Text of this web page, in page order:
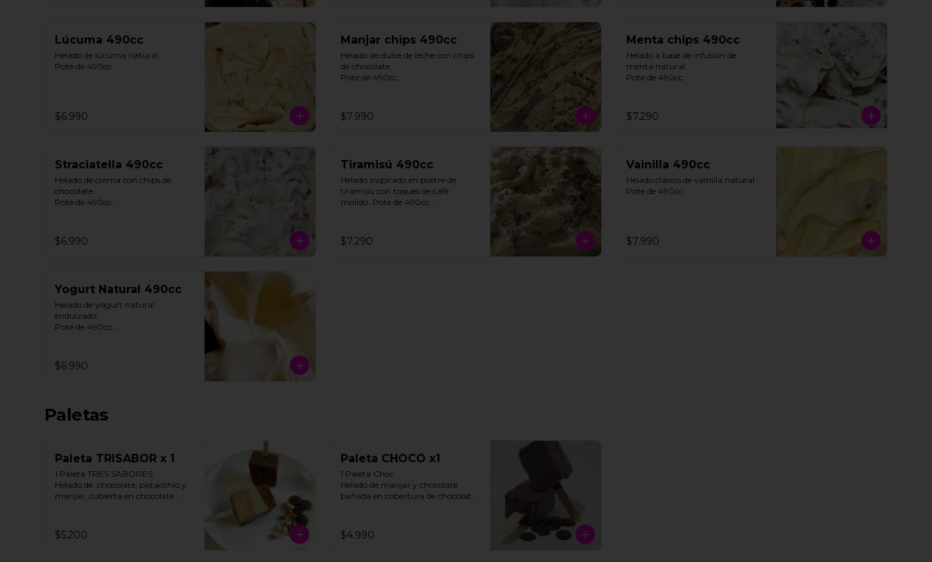
Lúcuma 490cc
Helado de lúcuma natural.
Pote de 490cc
$6.990
Manjar chips 490cc
Helado de dulce de leche con chips
de chocolate.
Pote de 490cc
$7.990
Menta chips 490cc
Helado a base de infusión de
menta natural.
Pote de 490cc.
$7.290
Straciatella 490cc
Helado de crema con chips de
chocolate.
Pote de 490cc
$6.990
Tiramisú 490cc
Helado inspirado en postre de
tiramisú con toques de café
molido. Pote de 490cc.
**FOTO REFERENCIAL**
$7.290
Vainilla 490cc
Helado clásico de vainilla natural.
Pote de 490cc
$7.990
Yogurt Natural 490cc
Helado de yogurt natural
endulzado.
Pote de 490cc.
$6.990
Paletas
Paleta TRISABOR x 1
1 Paleta TRES SABORES
Helado de  chocolate, pistacchio y
manjar, cubierta en chocolate.
**FOTO REFERENCIAL**
$5.200
Paleta CHOCO x1
1 Paleta Choc.
Helado de manjar y chocolate
bañada en cobertura de chocolate.
$4.990